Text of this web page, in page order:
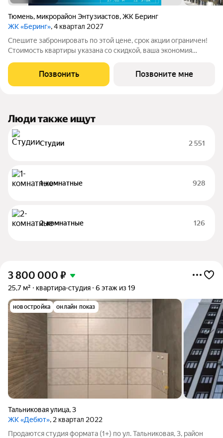
Тюмень, микрорайон Энтузиастов,ЖК Беринг
ЖК «Беринг», 4 квартал 2027
Спешите забронировать по этой цене, срок акции ограничен!
Стоимость квартиры указана со скидкой, ваша экономия
менеджеры вам все расскажут. Продается однокомнатная
квартира-студия с предчистовой
Позвонить Позвоните мне
Люди также ищут
Студии 2 551
1-комнатные 928
2-комнатные 126
3 800 000 ₽
25,7 м² квартира-студия 6 этаж из 19
новостройка онлайн показ
Тальниковая улица,3
ЖК «Дебют», 2 квартал 2022
Продаются студия формата (1+) по ул. Тальниковая, 3, район